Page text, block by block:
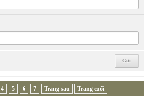
4 5 6 7 Trang sau Trang cuối